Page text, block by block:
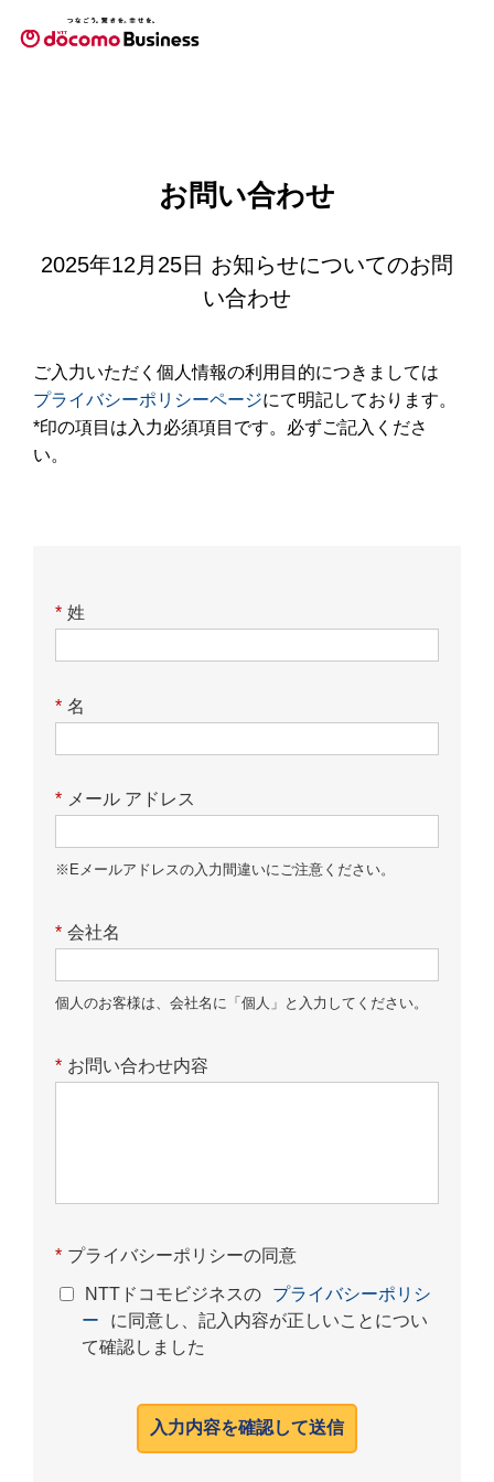
お問い合わせ
2025年12月25日 お知らせについてのお問
い合わせ
ご入力いただく個人情報の利用目的につきましては
プライバシーポリシーページにて明記しております。
*印の項目は入力必須項目です。必ずご記入くださ
い。
* 姓
* 名
* メール アドレス
※Eメールアドレスの入力間違いにご注意ください。
* 会社名
個人のお客様は、会社名に「個人」と入力してください。
* お問い合わせ内容
* プライバシーポリシーの同意
NTTドコモビジネスの
プライバシーポリシ
ー
に同意し、記入内容が正しいことについ
て確認しました
入力内容を確認して送信